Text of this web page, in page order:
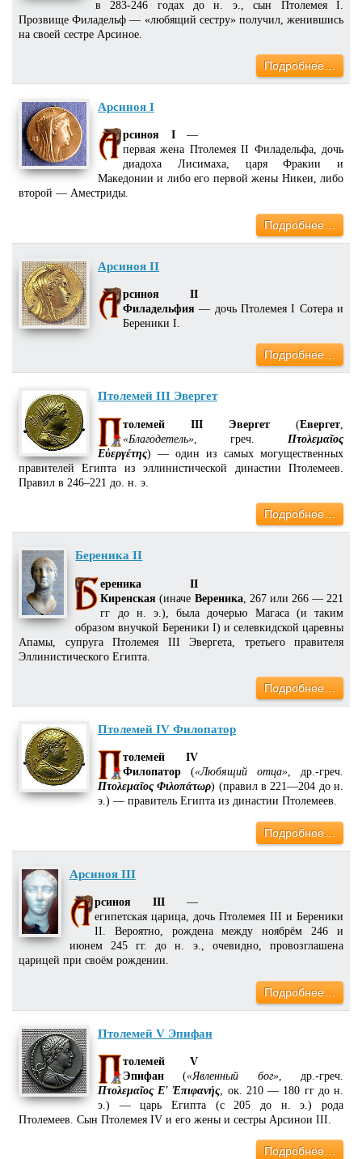
в 283-246 годах до н. э., сын Птолемея I.
Прозвище Филадельф — «любящий сестру» получил, женившись
на своей сестре Арсиное.
Подробнее…
Арсиноя I
рсиноя I—
первая жена Птолемея II Филадельфа, дочь
диадоха Лисимаха, царя Фракии и
Македонии и либо его первой жены Никеи, либо
второй — Аместриды.
Подробнее…
Арсиноя II
рсиноя II
Филадельфия — дочь Птолемея I Сотера и
Береники I.
Подробнее…
Птолемей III Эвергет
толемей III Эвергет (Евергет
«Благодетель» , греч. Πτολεμαῖος
Εὐεργέτης) — один из самых могущественных
правителей Египта из эллинистической династии Птолемеев.
Правил в 246–221 до. н. э.
Подробнее…
Береника II
ереника II
Киренская (иначе Вереника, 267 или 266 — 221
гг до н. э.), была дочерью Магаса (и таким
образом внучкой Береники I) и селевкидской царевны
Апамы, супруга Птолемея III Эвергета, третьего правителя
Эллинистического Египта.
Подробнее…
Птолемей IV Филопатор
толемей IV
Филопатор («Любящий отца», др.-греч.
Πτολεμαῖος Φιλοπάτωρ) (правил в 221—204 до н.
э.) — правитель Египта из династии Птолемеев.
Подробнее…
Арсиноя III
рсиноя III—
египетская царица, дочь Птолемея III и Береники
II. Вероятно, рождена между ноябрём 246 и
июнем 245 гг. до н. э., очевидно, провозглашена
царицей при своём рождении.
Подробнее…
Птолемей V Эпифан
толемей V
Эпифан («Явленный бог», др.-греч.
Πτολεμαῖος Ε' Ἐπιφανής , ок. 210 — 180 гг до н.
э.) — царь Египта (с 205 до н. э.) рода
Птолемеев. Сын Птолемея IV и его жены и сестры Арсинои III.
Подробнее…